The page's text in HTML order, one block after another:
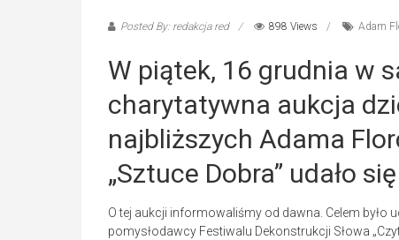
Posted By: redakcja red 898 Views Adam
W piątek, 16 grudnia w
charytatywna aukcja
najbliższych Adama
„Sztuce Dobra” udało
O tej aukcji informowaliśmy od dawna. Celem było
pomysłodawcy Festiwalu Dekonstrukcji Słowa